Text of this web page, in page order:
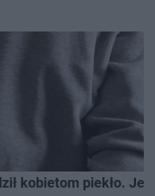
kobietom piekło.